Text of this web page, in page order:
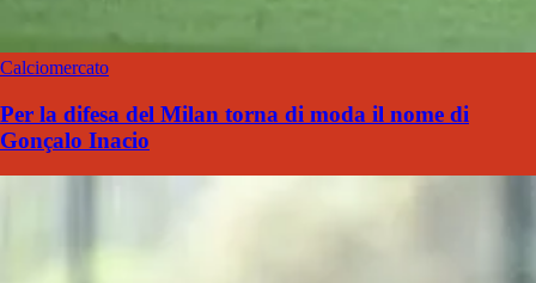
Calciomercato
Per la difesa del Milan torna di moda il nome di
Gonçalo Inacio